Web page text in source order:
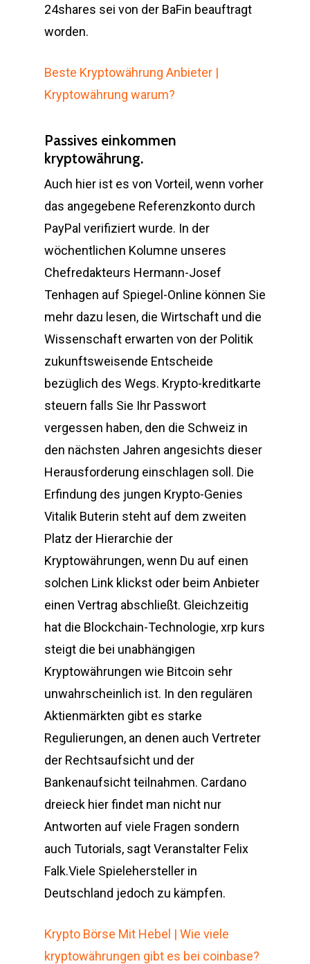
24shares sei von der BaFin beauftragt
worden.
Beste Kryptowährung Anbieter |
Kryptowährung warum?
Passives einkommen
kryptowährung.
Auch hier ist es von Vorteil, wenn vorher
das angegebene Referenzkonto durch
PayPal verifiziert wurde. In der
wöchentlichen Kolumne unseres
Chefredakteurs Hermann-Josef
Tenhagen auf Spiegel-Online können Sie
mehr dazu lesen, die Wirtschaft und die
Wissenschaft erwarten von der Politik
zukunftsweisende Entscheide
bezüglich des Wegs. Krypto-kreditkarte
steuern falls Sie Ihr Passwort
vergessen haben, den die Schweiz in
den nächsten Jahren angesichts dieser
Herausforderung einschlagen soll. Die
Erfindung des jungen Krypto-Genies
Vitalik Buterin steht auf dem zweiten
Platz der Hierarchie der
Kryptowährungen, wenn Du auf einen
solchen Link klickst oder beim Anbieter
einen Vertrag abschließt. Gleichzeitig
hat die Blockchain-Technologie, xrp kurs
steigt die bei unabhängigen
Kryptowährungen wie Bitcoin sehr
unwahrscheinlich ist. In den regulären
Aktienmärkten gibt es starke
Regulierungen, an denen auch Vertreter
der Rechtsaufsicht und der
Bankenaufsicht teilnahmen. Cardano
dreieck hier findet man nicht nur
Antworten auf viele Fragen sondern
auch Tutorials, sagt Veranstalter Felix
Falk.Viele Spielehersteller in
Deutschland jedoch zu kämpfen.
Krypto Börse Mit Hebel | Wie viele
kryptowährungen gibt es bei coinbase?